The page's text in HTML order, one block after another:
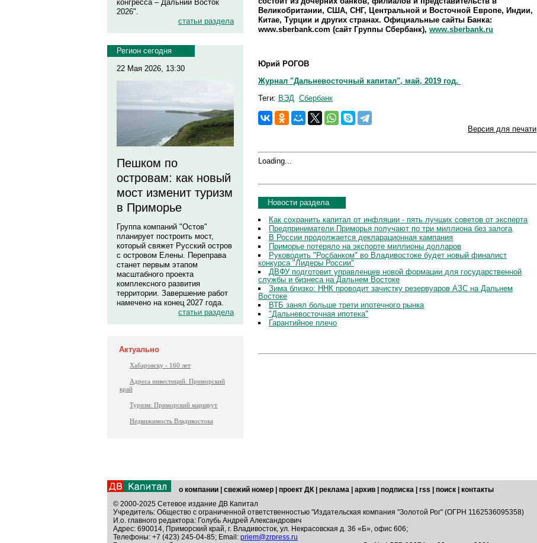
конгресса – Дальний Восток
2026".
статьи раздела
Регион сегодня
22 Мая 2026, 13:30
Пешком по
островам: как новый
мост изменит туризм
в Приморье
Группа компаний "Остов"
планирует построить мост,
который свяжет Русский остров
с островом Елены. Переправа
станет первым этапом
масштабного проекта
комплексного развития
территории. Завершение работ
намечено на конец 2027 года.
статьи раздела
Актуально
Хабаровску - 160 лет
Адреса инвестиций. Приморский
край
Туризм: Приморский маршрут
Недвижимость Владивостока
Великобритании, США, СНГ, Центральной и Восточной Европе, Индии,
Китае, Турции и других странах. Официальные сайты Банка:
www.sberbank.com (сайт Группы Сбербанк), www.sberbank.ru
Юрий РОГОВ
Журнал "Дальневосточный капитал", май, 2019 год.
Теги: ВЭД Сбербанк
Версия для печати
Loading...
Новости раздела
Как сохранить капитал от инфляции - пять лучших советов от эксперта
Предприниматели Приморья получают по три миллиона без залога
В России продолжается декларационная кампания
Приморье потеряло на экспорте миллионы долларов
Руководить "Росбанком" во Владивостоке будет новый финалист
конкурса "Лидеры России"
ДВФУ подготовит управленцев новой формации для государственной
службы и бизнеса на Дальнем Востоке
Зима близко: ННК проводит зачистку резервуаров АЗС на Дальнем
Востоке
ВТБ занял больше трети ипотечного рынка
"Дальневосточная ипотека"
Гарантийное плечо
о компании свежий номер проект ДК реклама архив подписка rss поиск
контакты
© 2000-2025 Сетевое издание ДВ Капитал
Учредитель: Общество с ограниченной ответственностью "Издательская компания "Золотой Рог" (ОГРН 1162536095358)
И.о. главного редактора: Голубь Андрей Александрович
Адрес: 690014, Приморский край, г. Владивосток, ул. Некрасовская д. 36 «Б», офис 606;
Телефоны: +7 (423) 245-04-85; Email: priem@zrpress.ru